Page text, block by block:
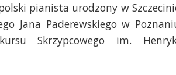
pianista urodzony w
Jana Paderewskiego w
Skrzypcowego im.